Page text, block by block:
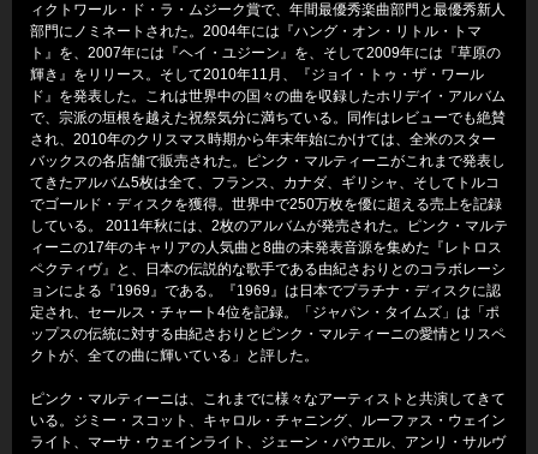
ィクトワール・ド・ラ・ムジーク賞で、年間最優秀楽曲部門と最優秀新人
部門にノミネートされた。2004年には『ハング・オン・リトル・トマ
ト』を、2007年には『ヘイ・ユジーン』を、そして2009年には『草原の
輝き』をリリース。そして2010年11月、『ジョイ・トゥ・ザ・ワール
ド』を発表した。これは世界中の国々の曲を収録したホリデイ・アルバム
で、宗派の垣根を越えた祝祭気分に満ちている。同作はレビューでも絶賛
され、2010年のクリスマス時期から年末年始にかけては、全米のスター
バックスの各店舗で販売された。ピンク・マルティーニがこれまで発表し
てきたアルバム5枚は全て、フランス、カナダ、ギリシャ、そしてトルコ
でゴールド・ディスクを獲得。世界中で250万枚を優に超える売上を記録
している。 2011年秋には、2枚のアルバムが発売された。ピンク・マルテ
ィーニの17年のキャリアの人気曲と8曲の未発表音源を集めた『レトロス
ペクティヴ』と、日本の伝説的な歌手である由紀さおりとのコラボレーシ
ョンによる『1969』である。『1969』は日本でプラチナ・ディスクに認
定され、セールス・チャート4位を記録。「ジャパン・タイムズ」は「ポ
ップスの伝統に対する由紀さおりとピンク・マルティーニの愛情とリスペ
クトが、全ての曲に輝いている」と評した。
ピンク・マルティーニは、これまでに様々なアーティストと共演してきて
いる。ジミー・スコット、キャロル・チャニング、ルーファス・ウェイン
ライト、マーサ・ウェインライト、ジェーン・パウエル、アンリ・サルヴ